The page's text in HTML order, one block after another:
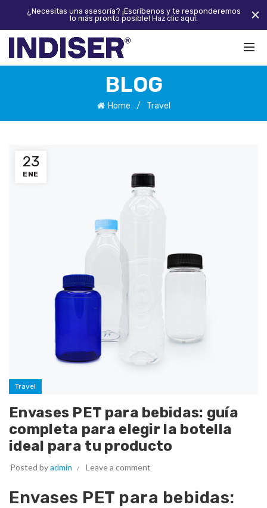
BLOG
Home Travel
23
ENE
Travel
Envases PET para bebidas: guía
completa para elegir la botella
ideal para tu producto
Posted byadmin Leave a comment
Envases PET para bebidas:
¿Necesitas una asesoría? ¡Escríbenos y te responderemos
lo más pronto posible! Haz clic aquí.